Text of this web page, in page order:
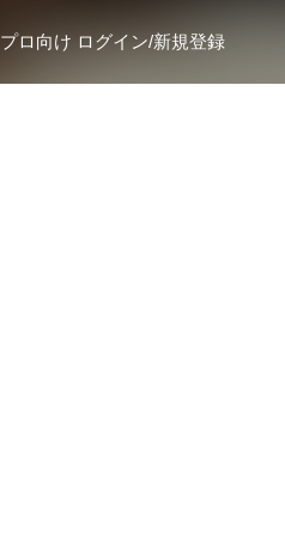
プロ向け ログイン/新規登録